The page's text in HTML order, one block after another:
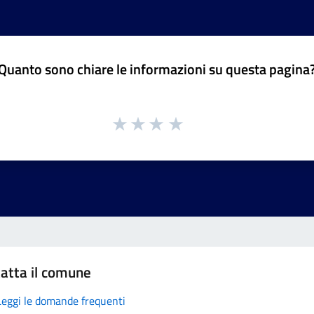
sono chiare le informazioni su questa
il comune
le domande frequenti